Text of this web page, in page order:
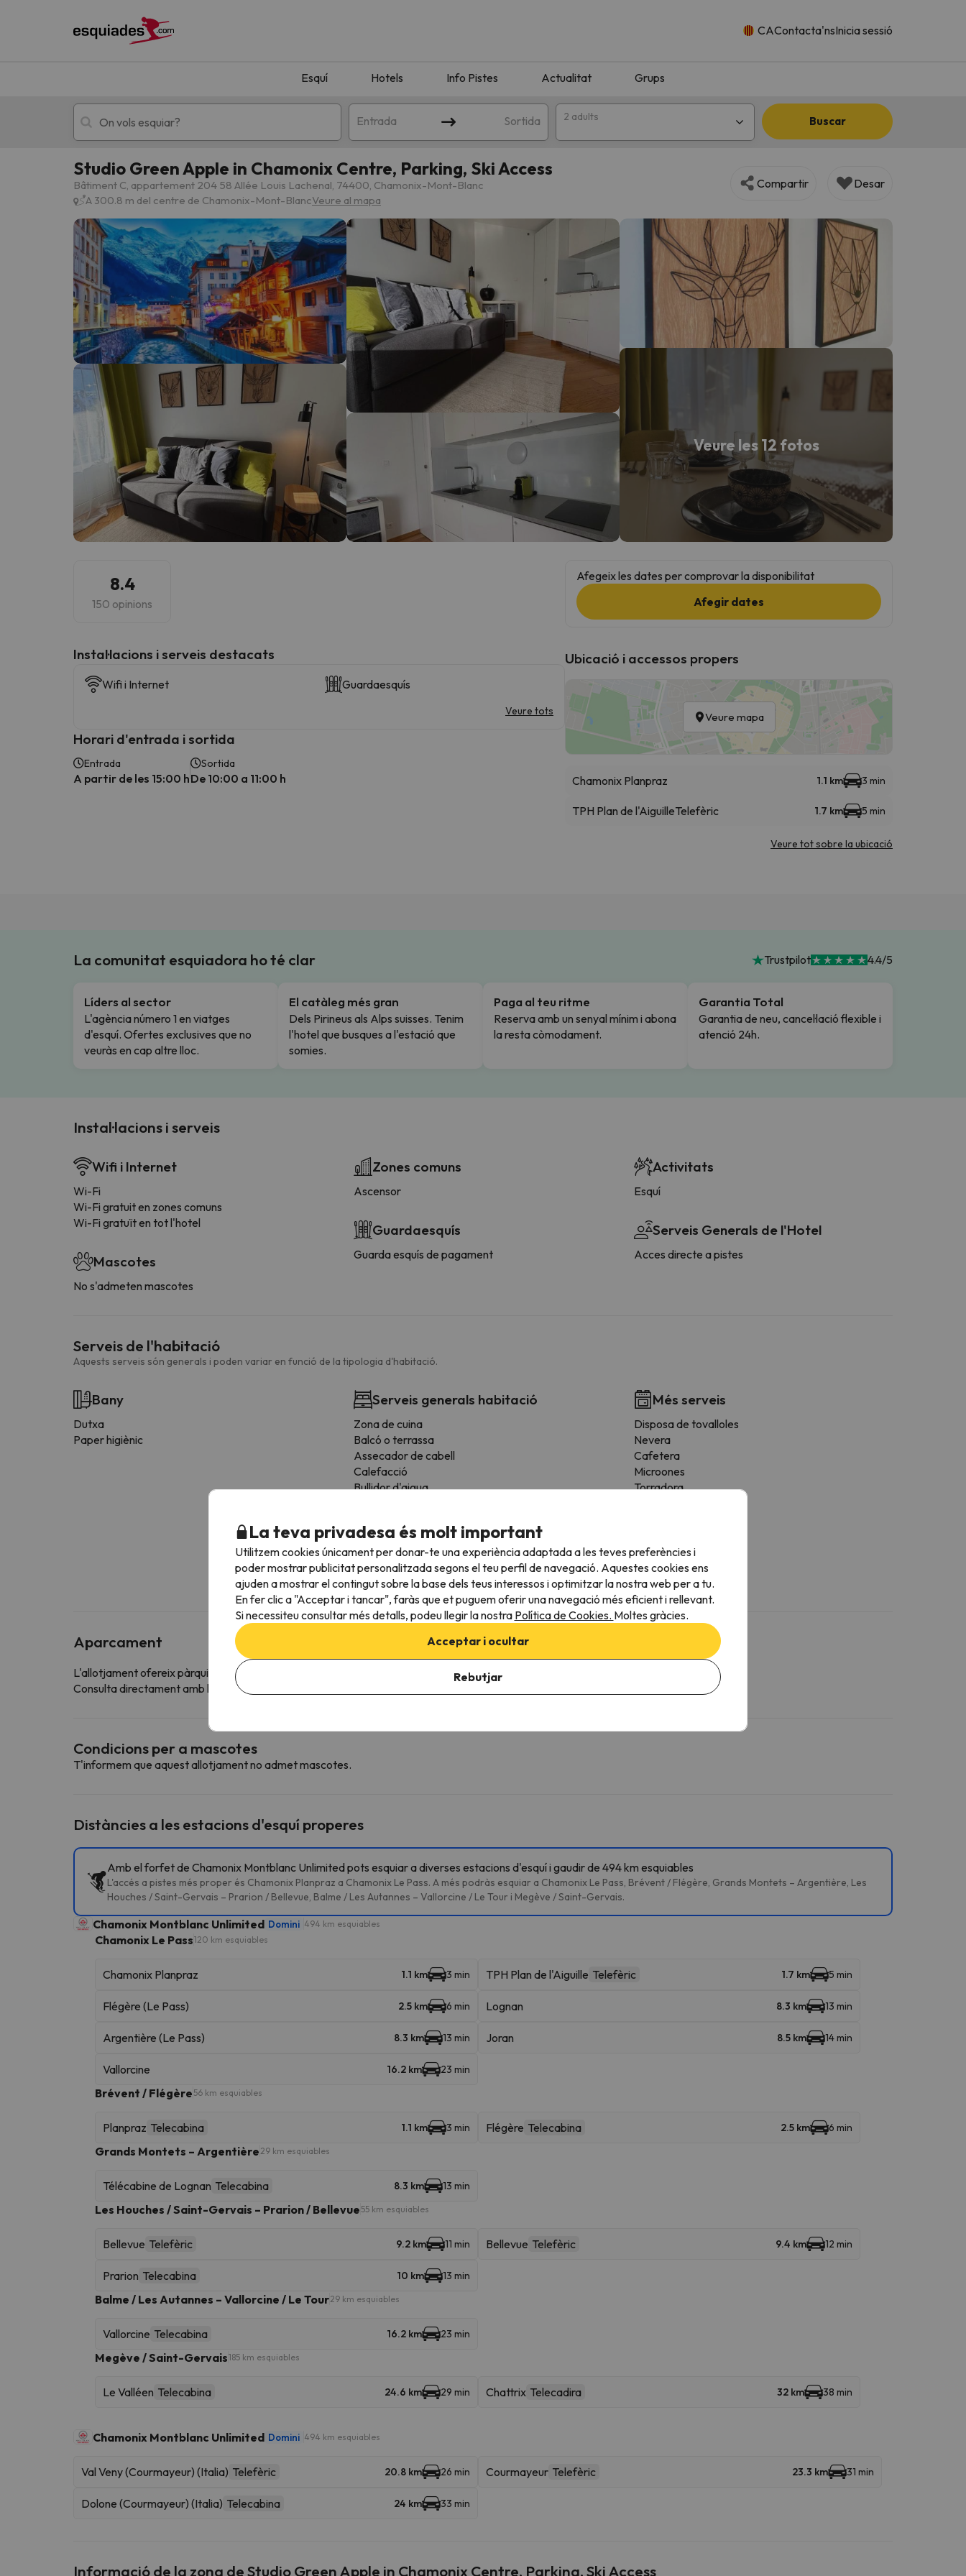
CAContacta'nsInicia sessió
Esquí Hotels Info Pistes Actualitat Grups
Entrada Sortida 2 adults Buscar
Esquí Escapades
!Vaja! No hem trobat resultats que coincideixin amb la teva cerca. Intenteu modificar la destinació.
Vaja! Sembla que el nostre cercador ha perdut el nord. Quan trobi la seva brúixola torna.
Studio Green Apple in Chamonix Centre, Parking, Ski Access
Bâtiment C, appartement 204 58 Allée Louis Lachenal, 74400, Chamonix-Mont-Blanc
A 300.8 m del centre de Chamonix-Mont-BlancVeure al mapa
Compartir Desar
Veure les 12 fotos
8.4
150 opinions
Instal·lacions i serveis destacats
Wifi i Internet Guardaesquís
Veure tots
Horari d'entrada i sortida
Entrada
A partir de les 15:00 h
Sortida
De 10:00 a 11:00 h
Afegeix les dates per comprovar la disponibilitat
Afegir dates
Ubicació i accessos propers
Veure mapa
Chamonix Planpraz 1.1 km 3 min
TPH Plan de l'AiguilleTelefèric 1.7 km 5 min
Veure tot sobre la ubicació
La comunitat esquiadora ho té clar Trustpilot 4.4/5
Líders al sector
L'agència número 1 en viatges
d'esquí. Ofertes exclusives que no
veuràs en cap altre lloc.
El catàleg més gran
Dels Pirineus als Alps suisses. Tenim
l'hotel que busques a l'estació que
somies.
Paga al teu ritme
Reserva amb un senyal mínim i abona
la resta còmodament.
Garantia Total
Garantia de neu, cancel·lació flexible i
atenció 24h.
Instal·lacions i serveis
Wifi i Internet
Wi-Fi
Wi-Fi gratuit en zones comuns
Wi-Fi gratuït en tot l'hotel
Mascotes
No s'admeten mascotes
Zones comuns
Ascensor
Guardaesquís
Guarda esquís de pagament
Activitats
Esquí
Serveis Generals de l'Hotel
Acces directe a pistes
Serveis de l'habitació
Aquests serveis són generals i poden variar en funció de la tipologia d'habitació.
Bany
Dutxa
Paper higiènic
Serveis generals habitació
Zona de cuina
Balcó o terrassa
Assecador de cabell
Calefacció
Bullidor d'aigua
Mesa de menjador
Serveis de streaming
Taquilles
Detector de fum
Més serveis
Disposa de tovalloles
Nevera
Cafetera
Microones
Torradora
Aparcament
L'allotjament ofereix pàrquing gratuït
Consulta directament amb l´allotjament si ofereixen la possibilitat de reservar la plaça de pàrquing amb antelació.
Condicions per a mascotes
T'informem que aquest allotjament no admet mascotes.
Distàncies a les estacions d'esquí properes
Amb el forfet de Chamonix Montblanc Unlimited pots esquiar a diverses estacions d'esquí i gaudir de 494 km esquiables
L'accés a pistes més proper és Chamonix Planpraz a Chamonix Le Pass. A més podràs esquiar a Chamonix Le Pass, Brévent / Flégère, Grands Montets – Argentière, Les
Houches / Saint-Gervais – Prarion / Bellevue, Balme / Les Autannes – Vallorcine / Le Tour i Megève / Saint-Gervais.
Chamonix Montblanc Unlimited Domini 494 km esquiables
Chamonix Le Pass120 km esquiables
Chamonix Planpraz 1.1 km 3 min TPH Plan de l'Aiguille Telefèric 1.7 km 5 min
Flégère (Le Pass) 2.5 km 6 min Lognan 8.3 km 13 min
Argentière (Le Pass) 8.3 km 13 min Joran 8.5 km 14 min
Vallorcine 16.2 km 23 min
Brévent / Flégère 56 km esquiables
Planpraz Telecabina 1.1 km 3 min Flégère Telecabina 2.5 km 6 min
Grands Montets – Argentière 29 km esquiables
Télécabine de Lognan Telecabina 8.3 km 13 min
Les Houches / Saint-Gervais – Prarion / Bellevue 55 km esquiables
Bellevue Telefèric 9.2 km 11 min Bellevue Telefèric 9.4 km 12 min
Prarion Telecabina 10 km 13 min
Balme / Les Autannes – Vallorcine / Le Tour29 km esquiables
Vallorcine Telecabina 16.2 km 23 min
Megève / Saint-Gervais185 km esquiables
Le Valléen Telecabina 24.6 km 29 min Chattrix Telecadira 32 km 38 min
Chamonix Montblanc Unlimited Domini 494 km esquiables
Val Veny (Courmayeur) (Italia) Telefèric 20.8 km 26 min Courmayeur Telefèric 23.3 km 31 min
Dolone (Courmayeur) (Italia) Telecabina 24 km 33 min
Informació de la zona de Studio Green Apple in Chamonix Centre, Parking, Ski Access
La teva privadesa és molt important
Utilitzem cookies únicament per donar-te una experiència adaptada a les teves preferències i
poder mostrar publicitat personalitzada segons el teu perfil de navegació. Aquestes cookies ens
ajuden a mostrar el contingut sobre la base dels teus interessos i optimitzar la nostra web per a tu.
En fer clic a "Acceptar i tancar", faràs que et puguem oferir una navegació més eficient i rellevant.
Si necessiteu consultar més detalls, podeu llegir la nostra Política de Cookies. Moltes gràcies.
Acceptar i ocultar
Rebutjar